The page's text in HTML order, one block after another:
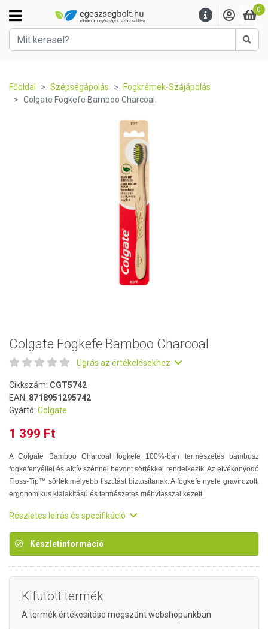
0
Főoldal Szépségápolás
Fogkrémek-Szájápolás
Colgate Fogkefe Bamboo Charcoal
Colgate Fogkefe Bamboo Charcoal
Ugrás az értékelésekhez
Cikkszám: CGT5742
EAN: 8718951295742
Gyártó: Colgate
1 399 Ft
A Colgate Bamboo Charcoal fogkefe 100%-ban természetes bambusz
fogkefenyéllel és aktív szénnel bevont sörtékkel rendelkezik. Az elvékonyodó
Floss-Tip™ sörték mélyebb tisztítást biztosítanak. A fogkefe nyele gravírozott,
ergonomikus kialakítású és természetes méhviasszal kezelt.
Részletes leírás és specifikáció
Készletinformáció
Kifutott termék
A termék értékesítése megszűnt webshopunkban